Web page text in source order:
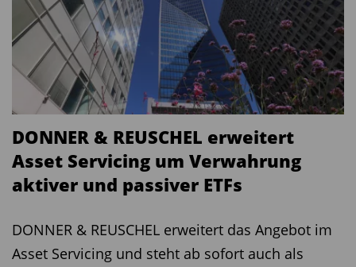
DONNER & REUSCHEL erweitert
Asset Servicing um Verwahrung
aktiver und passiver ETFs
DONNER & REUSCHEL erweitert das Angebot im
Asset Servicing und steht ab sofort auch als